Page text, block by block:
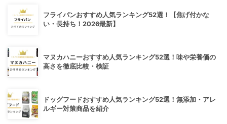
フライパンおすすめ人気ランキング52選！【焦げ付かな
い・長持ち！2026最新】
マヌカハニーおすすめ人気ランキング52選！味や栄養価の
高さを徹底比較・検証
ドッグフードおすすめ人気ランキング52選！無添加・アレ
ルギー対策商品を紹介